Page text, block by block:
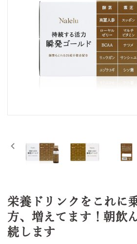
栄養ドリンクをこれに
方、増えてます！朝飲
続します